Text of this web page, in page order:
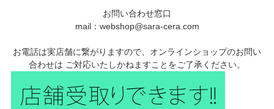
お問い合わせ窓口
mail：webshop@sara-cera.com
お電話は実店舗に繋がりますので、オンラインショップのお問い
合わせは ご対応いたしかねますことをご了承ください。